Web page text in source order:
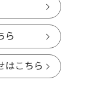
ら
はこちら